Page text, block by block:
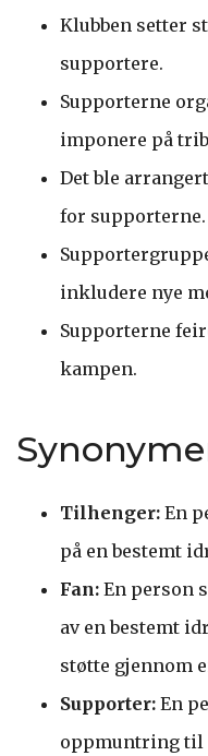
Klubben setter
supportere.
Supporterne
imponere på
Det ble
for supporterne.
inkludere nye
Supporterne
kampen.
Tilhenger: En
på en bestemt
Fan: En person
av en bestemt
støtte gjennom
Supporter: En
oppmuntring til